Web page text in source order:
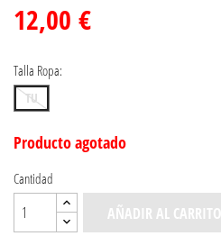
12,00 €
Talla Ropa:
TU
Producto agotado
Cantidad
AÑADIR AL CARRITO